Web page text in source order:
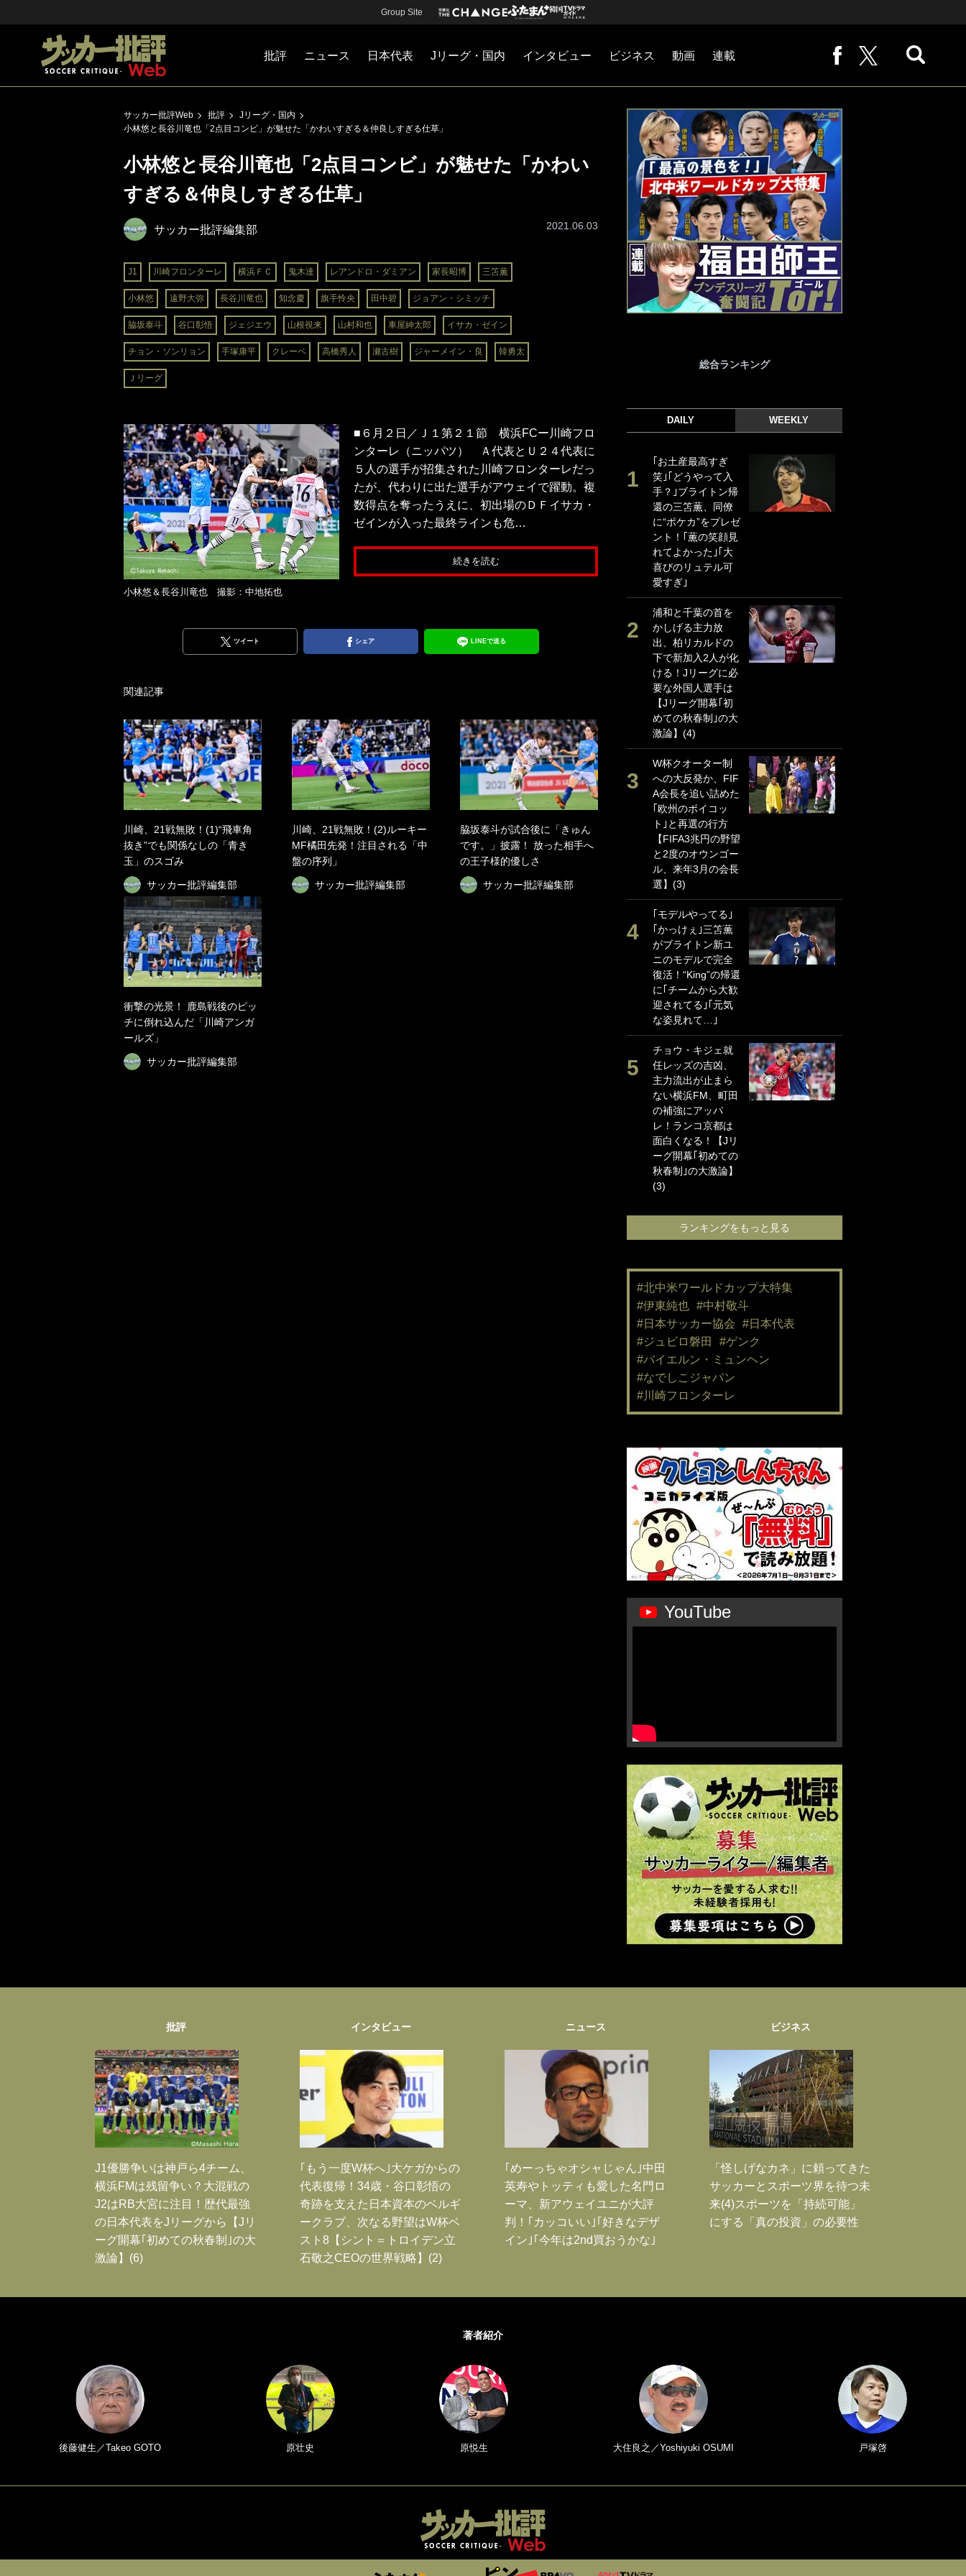
Group Site
批評 ニュース 日本代表 Jリーグ・国内 インタビュー ビジネス 動画 連載
サッカー批評Web 批評
Jリーグ・国内
小林悠と長谷川竜也「2点目コンビ」が魅せた「かわいすぎる＆仲良しすぎる仕草」
小林悠と長谷川竜也「2点目コンビ」が魅せた「かわい
すぎる＆仲良しすぎる仕草」
サッカー批評編集部
J1 川崎フロンターレ 横浜ＦＣ 鬼木達 レアンドロ・ダミアン 家長昭博 三笘薫
小林悠 遠野大弥 長谷川竜也 知念慶 旗手怜央 田中碧 ジョアン・シミッチ
脇坂泰斗 谷口彰悟 ジェジエウ 山根視来 山村和也 車屋紳太郎 イサカ・ゼイン
チョン・ソンリョン 手塚康平 クレーベ 高橋秀人 瀬古樹 ジャーメイン・良 韓勇太
Ｊリーグ
2021.06.03
小林悠＆長谷川竜也 撮影：中地拓也
■６月２日／Ｊ１第２１節 横浜FCー川崎フロ
ンターレ（ニッパツ） Ａ代表とＵ２４代表に
５人の選手が招集された川崎フロンターレだっ
たが、代わりに出た選手がアウェイで躍動。複
数得点を奪ったうえに、初出場のＤＦイサカ・
ゼインが入った最終ラインも危…
続きを読む
ツイート シェア LINEで送る
関連記事
川崎、21戦無敗！(1)“飛車角
抜き”でも関係なしの「青き
玉」のスゴみ
サッカー批評編集部
川崎、21戦無敗！(2)ルーキー
MF橘田先発！注目される「中
盤の序列」
サッカー批評編集部
脇坂泰斗が試合後に「きゅん
です。」披露！ 放った相手へ
の王子様的優しさ
サッカー批評編集部
衝撃の光景！ 鹿島戦後のピッ
チに倒れ込んだ「川崎アンガ
ールズ」
サッカー批評編集部
総合ランキング
DAILY WEEKLY
｢お土産最高すぎ
笑｣｢どうやって入
手？｣ブライトン帰
還の三笘薫、同僚
に“ポケカ”をプレゼ
ント！｢薫の笑顔見
れてよかった｣｢大
喜びのリュテル可
愛すぎ｣
浦和と千葉の首を
かしげる主力放
出、柏リカルドの
下で新加入2人が化
ける！Jリーグに必
要な外国人選手は
【Jリーグ開幕｢初
めての秋春制｣の大
激論】(4)
W杯クオーター制
への大反発か、FIF
A会長を追い詰めた
｢欧州のボイコッ
ト｣と再選の行方
【FIFA3兆円の野望
と2度のオウンゴー
ル、来年3月の会長
選】(3)
｢モデルやってる｣
｢かっけぇ｣三笘薫
がブライトン新ユ
ニのモデルで完全
復活！“King”の帰還
に｢チームから大歓
迎されてる｣｢元気
な姿見れて…｣
チョウ・キジェ就
任レッズの吉凶、
主力流出が止まら
ない横浜FM、町田
の補強にアッパ
レ！ランコ京都は
面白くなる！【Jリ
ーグ開幕｢初めての
秋春制｣の大激論】
(3)
ランキングをもっと見る
#北中米ワールドカップ大特集
#伊東純也 #中村敬斗
#日本サッカー協会
#日本代表
#ジュビロ磐田
#ゲンク
#バイエルン・ミュンヘン
#なでしこジャパン
#川崎フロンターレ
YouTube
批評
J1優勝争いは神戸ら4チーム、
横浜FMは残留争い？大混戦の
J2はRB大宮に注目！歴代最強
の日本代表をJリーグから【Jリ
ーグ開幕｢初めての秋春制｣の大
激論】(6)
インタビュー
｢もう一度W杯へ｣大ケガからの
代表復帰！34歳・谷口彰悟の
奇跡を支えた日本資本のベルギ
ークラブ、次なる野望はW杯ベ
スト8【シント＝トロイデン立
石敬之CEOの世界戦略】(2)
ニュース
｢めーっちゃオシャじゃん｣中田
英寿やトッティも愛した名門ロ
ーマ、新アウェイユニが大評
判！｢カッコいい｣｢好きなデザ
イン｣｢今年は2nd買おうかな｣
ビジネス
「怪しげなカネ」に頼ってきた
サッカーとスポーツ界を待つ未
来(4)スポーツを「持続可能」
にする「真の投資」の必要性
著者紹介
後藤健生／Takeo GOTO 原壮史 原悦生 大住良之／Yoshiyuki OSUMI 戸塚啓